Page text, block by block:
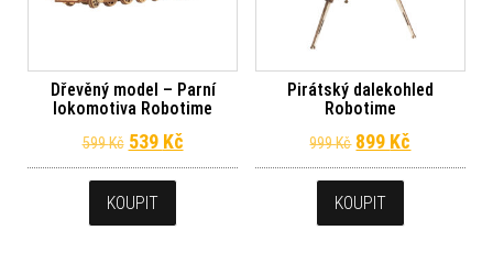
Dřevěný model – Parní
lokomotiva Robotime
599Kč Původní cena byla: 599 Kč.
539 KčAktuální cena je: 539 Kč.
KOUPIT
Pirátský dalekohled
Robotime
999Kč Původní cena
899 Kč
KOUPIT